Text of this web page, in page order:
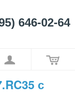
646-02-64
с